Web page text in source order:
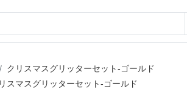
クリスマスグリッターセット-ゴールド
スマスグリッターセット-ゴールド